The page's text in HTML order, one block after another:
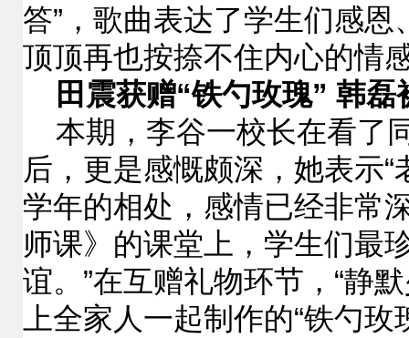
答”，歌曲表达了学生们感
顶顶再也按捺不住内心的情
田震获赠“铁勺玫瑰” 韩磊
本期，李谷一校长在看了
后，更是感慨颇深，她表示
学年的相处，感情已经非常
师课》的课堂上，学生们最
谊。”在互赠礼物环节，“静
上全家人一起制作的“铁勺